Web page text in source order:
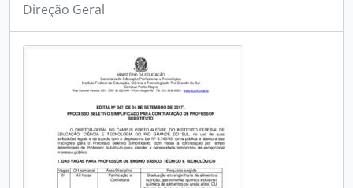
Direção Geral